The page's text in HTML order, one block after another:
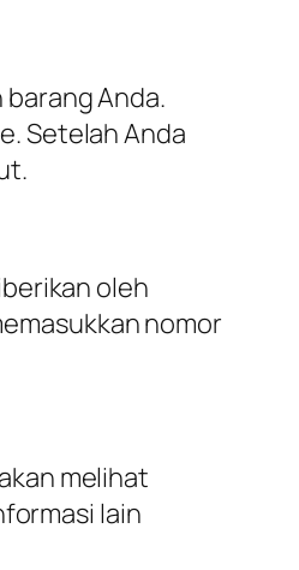
Anda.
Setelah Anda
oleh
nomor
melihat
lain